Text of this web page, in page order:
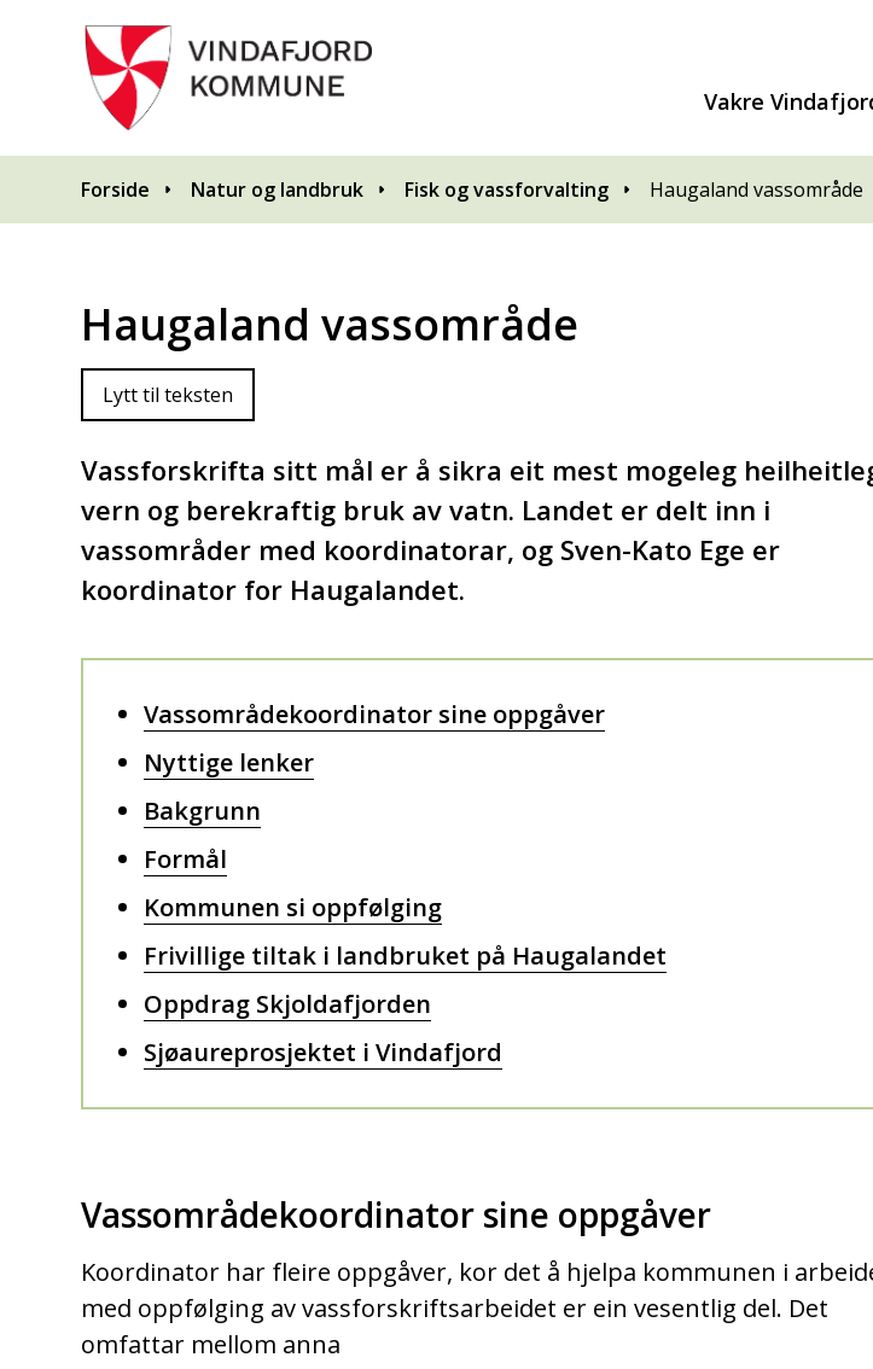
Vakre
Du er her:
Forside Natur og landbruk Fisk og vassforvalting Haugaland vassområde
Haugaland vassområde
Lytt til teksten
Vassforskrifta sitt mål er å sikra eit mest mogeleg
vern og berekraftig bruk av vatn. Landet er delt inn i
vassområder med koordinatorar, og Sven-Kato Ege er
koordinator for Haugalandet.
Vassområdekoordinator sine oppgåver
Nyttige lenker
Bakgrunn
Formål
Kommunen si oppfølging
Frivillige tiltak i landbruket på Haugalandet
Oppdrag Skjoldafjorden
Sjøaureprosjektet i Vindafjord
Vassområdekoordinator sine oppgåver
Koordinator har fleire oppgåver, kor det å hjelpa kommunen i
med oppfølging av vassforskriftsarbeidet er ein vesentlig del. Det
omfattar mellom anna